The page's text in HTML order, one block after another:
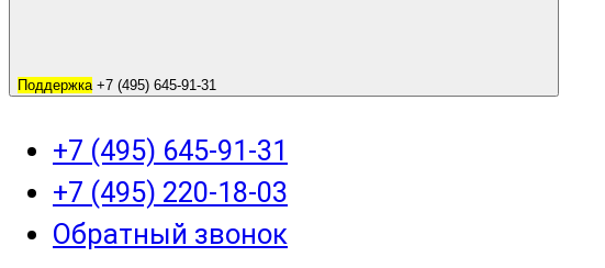
Поддержка+7 (495) 645-91-31
+7 (495) 645-91-31
+7 (495) 220-18-03
Обратный звонок